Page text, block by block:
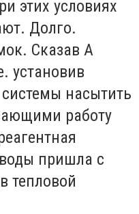
этих условиях
Долго.
Сказав А
установив
насытить
работу
пришла с
тепловой